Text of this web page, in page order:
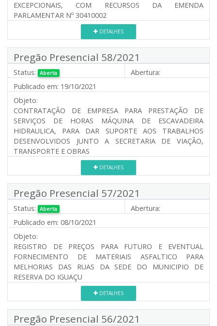
EXCEPCIONAIS, COM RECURSOS DA EMENDA
PARLAMENTAR Nº 30410002
DETALHES
Pregão Presencial 58/2021
Status: Aberta
Abertura:
Publicado em: 19/10/2021
Objeto:
CONTRATAÇÃO DE EMPRESA PARA PRESTAÇÃO DE
SERVIÇOS DE HORAS MÁQUINA DE ESCAVADEIRA
HIDRAULICA, PARA DAR SUPORTE AOS TRABALHOS
DESENVOLVIDOS JUNTO A SECRETARIA DE VIAÇÃO,
TRANSPORTE E OBRAS
DETALHES
Pregão Presencial 57/2021
Status: Aberta
Abertura:
Publicado em: 08/10/2021
Objeto:
REGISTRO DE PREÇOS PARA FUTURO E EVENTUAL
FORNECIMENTO DE MATERIAIS ASFALTICO PARA
MELHORIAS DAS RUAS DA SEDE DO MUNICIPIO DE
RESERVA DO IGUAÇU
DETALHES
Pregão Presencial 56/2021